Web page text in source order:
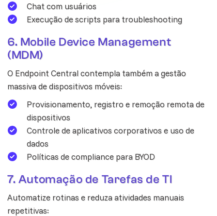
Chat com usuários
Execução de scripts para troubleshooting
6. Mobile Device Management
(MDM)
O Endpoint Central contempla também a gestão
massiva de dispositivos móveis:
Provisionamento, registro e remoção remota de
dispositivos
Controle de aplicativos corporativos e uso de
dados
Políticas de compliance para BYOD
7. Automação de Tarefas de TI
Automatize rotinas e reduza atividades manuais
repetitivas: